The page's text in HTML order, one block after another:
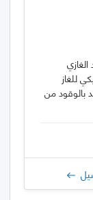
للغاز
بالوقود من